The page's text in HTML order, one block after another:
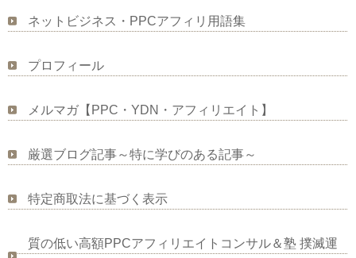
ネットビジネス・PPCアフィリ用語集
プロフィール
メルマガ【PPC・YDN・アフィリエイト】
厳選ブログ記事～特に学びのある記事～
特定商取法に基づく表示
質の低い高額PPCアフィリエイトコンサル＆塾 撲滅運